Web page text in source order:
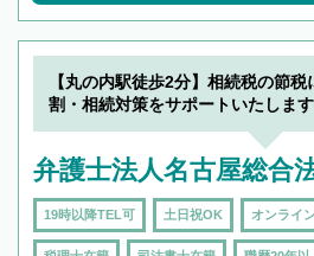
【丸の内駅徒歩2分】相続税の節
割・相続対策をサポートいたします
弁護士法人名古屋総合
19時以降TEL可 土日祝OK オンライ